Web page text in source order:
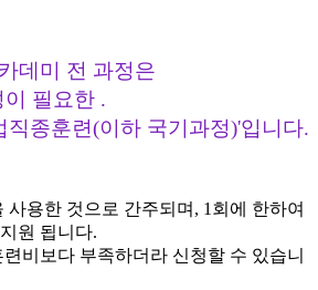
데미 전 과정은
필요한 .
직종훈련(이하 국기과정)'입니다.
사용한 것으로 간주되며, 1회에 한하여
원 됩니다.
비보다 부족하더라 신청할 수 있습니